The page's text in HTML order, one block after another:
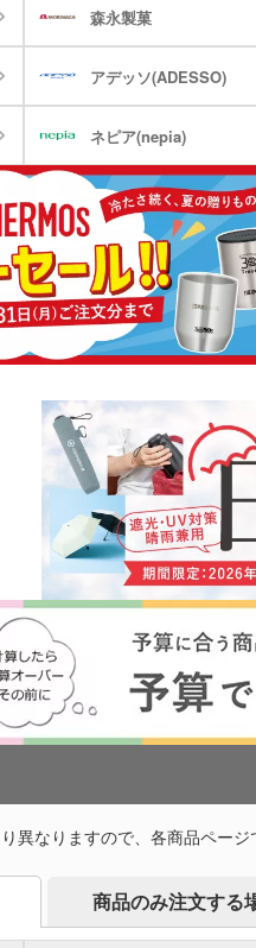
森永製菓
アデッソ(ADESSO)
ネピア(nepia)
異なりますので、各商品ペー
商品のみ注文する
食料品・調味料（グ
フト・既製品）